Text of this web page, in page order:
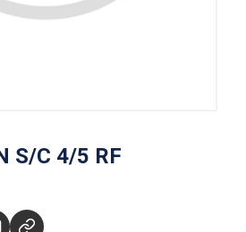
S/C 4/5 RF